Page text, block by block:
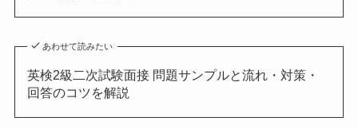
あわせて読みたい
英検2級二次試験面接 問題サンプルと流れ・対策・
回答のコツを解説